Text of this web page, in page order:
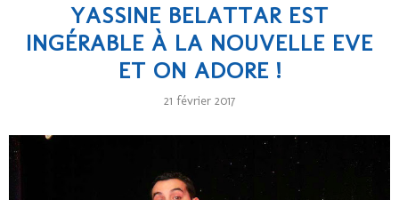
YASSINE BELATTAR EST
INGÉRABLE À LA NOUVELLE EVE
ET ON ADORE !
21 février 2017